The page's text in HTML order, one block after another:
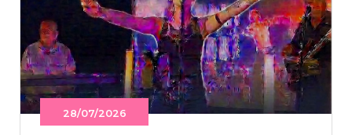
28/07/2026